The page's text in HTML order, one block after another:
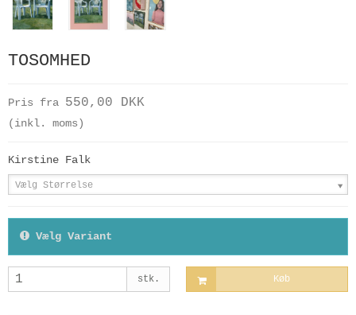
TOSOMHED
Pris fra 550,00 DKK
(inkl. moms)
Kirstine Falk
Vælg Størrelse
Vælg Variant
stk. Køb